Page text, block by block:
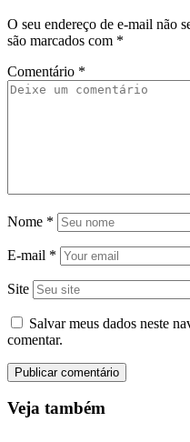
O seu endereço de e-mail não
são marcados com *
Comentário *
Nome *
E-mail *
Site
Salvar meus dados neste
comentar.
Veja também